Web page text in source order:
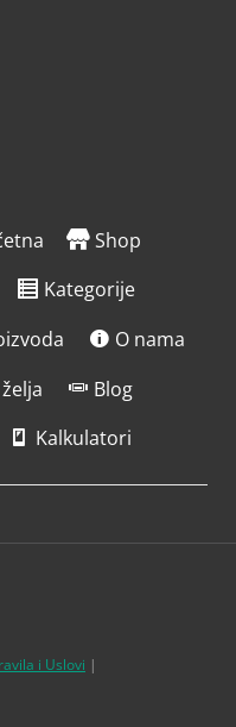
Shop
Kategorije
O nama
Blog
Kalkulatori
i Uslovi |